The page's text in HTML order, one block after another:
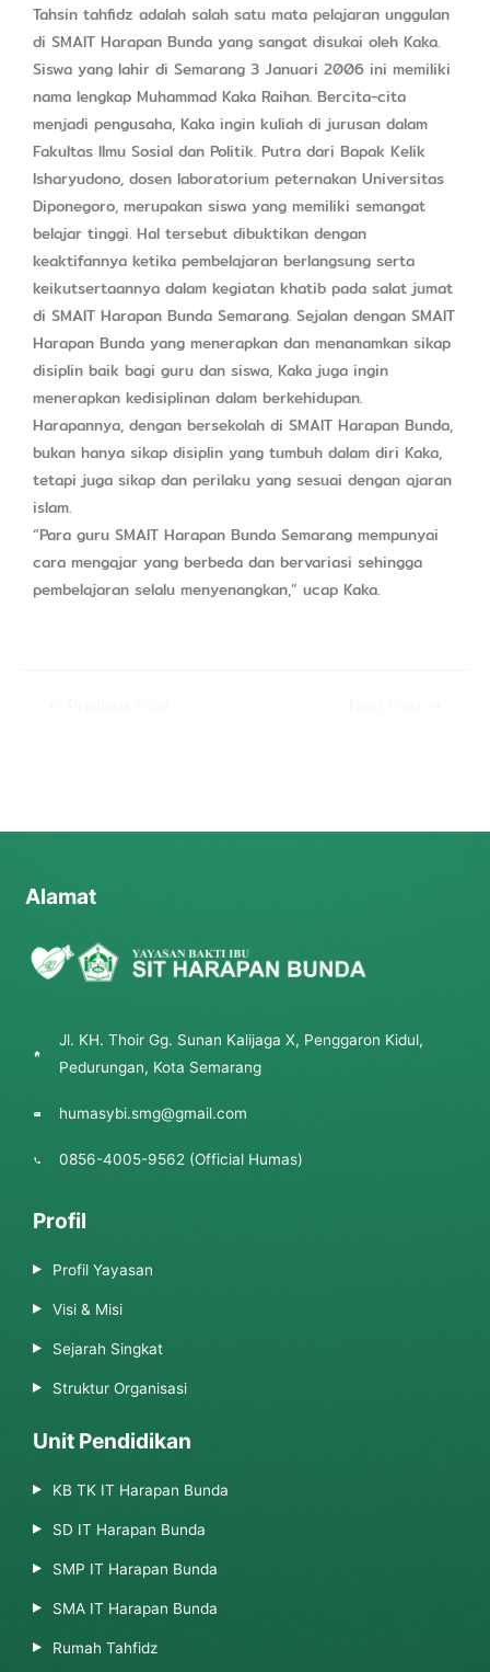
Tahsin tahfidz adalah salah satu mata pelajaran unggulan
di SMAIT Harapan Bunda yang sangat disukai oleh Kaka.
Siswa yang lahir di Semarang 3 Januari 2006 ini memiliki
nama lengkap Muhammad Kaka Raihan. Bercita-cita
menjadi pengusaha, Kaka ingin kuliah di jurusan dalam
Fakultas Ilmu Sosial dan Politik. Putra dari Bapak Kelik
Isharyudono, dosen laboratorium peternakan Universitas
Diponegoro, merupakan siswa yang memiliki semangat
belajar tinggi. Hal tersebut dibuktikan dengan
keaktifannya ketika pembelajaran berlangsung serta
keikutsertaannya dalam kegiatan khatib pada salat jumat
di SMAIT Harapan Bunda Semarang. Sejalan dengan SMAIT
Harapan Bunda yang menerapkan dan menanamkan sikap
disiplin baik bagi guru dan siswa, Kaka juga ingin
menerapkan kedisiplinan dalam berkehidupan.
Harapannya, dengan bersekolah di SMAIT Harapan Bunda,
bukan hanya sikap disiplin yang tumbuh dalam diri Kaka,
tetapi juga sikap dan perilaku yang sesuai dengan ajaran
islam.
“Para guru SMAIT Harapan Bunda Semarang mempunyai
cara mengajar yang berbeda dan bervariasi sehingga
pembelajaran selalu menyenangkan,” ucap Kaka.
Alamat
Jl. KH. Thoir Gg. Sunan Kalijaga X, Penggaron Kidul,
Pedurungan, Kota Semarang
humasybi.smg@gmail.com
0856-4005-9562 (Official Humas)
Profil
Profil Yayasan
Visi & Misi
Sejarah Singkat
Struktur Organisasi
Unit Pendidikan
KB TK IT Harapan Bunda
SD IT Harapan Bunda
SMP IT Harapan Bunda
SMA IT Harapan Bunda
Rumah Tahfidz